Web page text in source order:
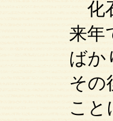
化
来年
ばか
その
こと